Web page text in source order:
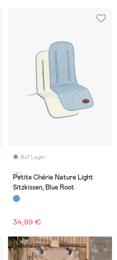
Auf Lager
(5)
Petite Chérie Nature Light
Sitzkissen, Blue Root
34,99 €